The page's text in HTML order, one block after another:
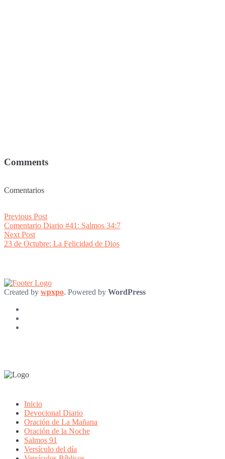
Comments
Comentarios
Post
navigation
Previous PostPrevious
post:
Comentario Diario #41: Salmos 34:7
Next PostNext
post:
23 de Octubre: La Felicidad de Dios
Created by wpxpo. Powered by WordPress
Inicio
Devocional Diario
Oración de La Mañana
Oración de la Noche
Salmos 91
Versículo del día